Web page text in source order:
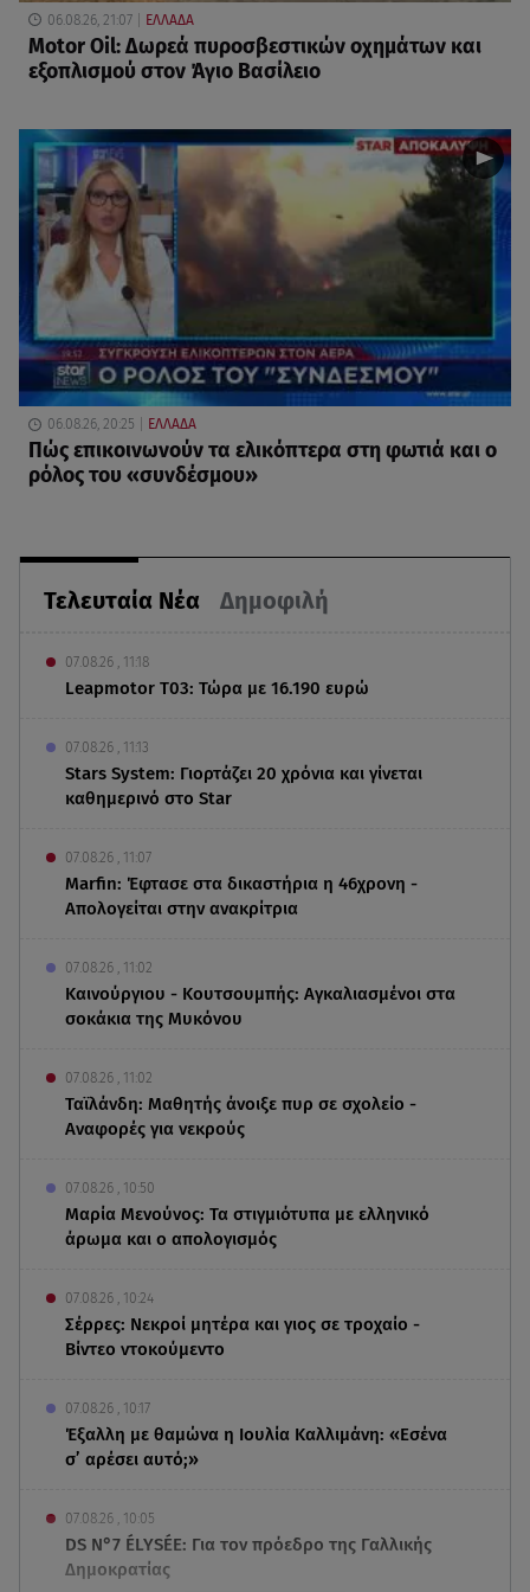
Τελευταία Νέα Δημοφιλή
07.08.26 , 11:18
Leapmotor T03: Τώρα με 16.190 ευρώ
07.08.26 , 11:13
Stars System: Γιορτάζει 20 χρόνια και γίνεται
καθημερινό στο Star
07.08.26 , 11:07
Marfin: Έφτασε στα δικαστήρια η 46χρονη -
Απολογείται στην ανακρίτρια
07.08.26 , 11:02
Καινούργιου - Κουτσουμπής: Αγκαλιασμένοι στα
σοκάκια της Μυκόνου
07.08.26 , 11:02
Ταϊλάνδη: Μαθητής άνοιξε πυρ σε σχολείο -
Αναφορές για νεκρούς
07.08.26 , 10:50
Μαρία Μενούνος: Τα στιγμιότυπα με ελληνικό
άρωμα και ο απολογισμός
07.08.26 , 10:24
Σέρρες: Νεκροί μητέρα και γιος σε τροχαίο -
Βίντεο ντοκούμεντο
07.08.26 , 10:17
Έξαλλη με θαμώνα η Ιουλία Καλλιμάνη: «Εσένα
σ’ αρέσει αυτό;»
07.08.26 , 10:05
DS N°7 ÉLYSÉE: Για τον πρόεδρο της Γαλλικής
Δημοκρατίας
06.08.26, 21:07 ΕΛΛΑΔΑ
Motor Oil: Δωρεά πυροσβεστικών οχημάτων και
εξοπλισμού στον Άγιο Βασίλειο
06.08.26, 20:25 ΕΛΛΑΔΑ
Πώς επικοινωνούν τα ελικόπτερα στη φωτιά και ο
ρόλος του «συνδέσμου»